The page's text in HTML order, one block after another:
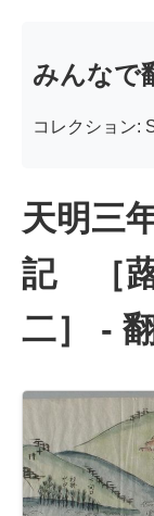
みんなで
コレクション:
天明三
記 ［蕗
二］ -